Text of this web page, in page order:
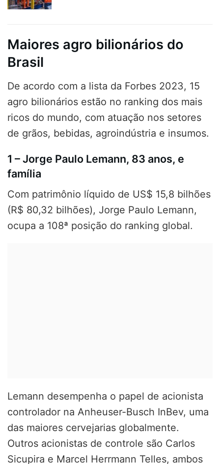
Maiores agro bilionários do
Brasil
De acordo com a lista da Forbes 2023, 15
agro bilionários estão no ranking dos mais
ricos do mundo, com atuação nos setores
de grãos, bebidas, agroindústria e insumos.
1 – Jorge Paulo Lemann, 83 anos, e
família
Com patrimônio líquido de US$ 15,8 bilhões
(R$ 80,32 bilhões), Jorge Paulo Lemann,
ocupa a 108ª posição do ranking global.
Lemann desempenha o papel de acionista
controlador na Anheuser-Busch InBev, uma
das maiores cervejarias globalmente.
Outros acionistas de controle ​​são Carlos
Sicupira e Marcel Herrmann Telles, ambos